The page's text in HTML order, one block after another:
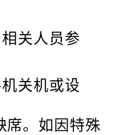
关人员参
关机或设
席。如因特殊